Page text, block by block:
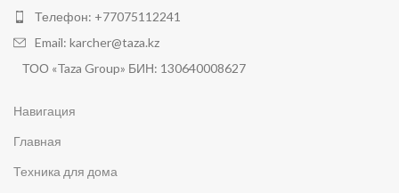
Телефон: +77075112241
Email: karcher@taza.kz
ТОО «Taza Group» БИН: 130640008627
Навигация
Главная
Техника для дома